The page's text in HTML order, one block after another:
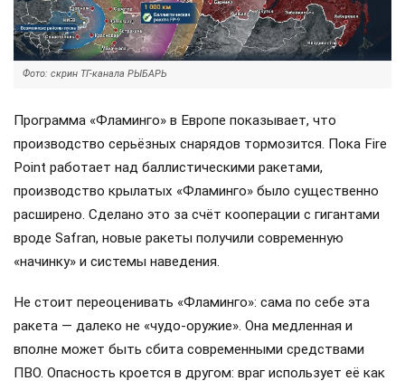
Фото: скрин ТГ-канала РЫБАРЬ
Программа «Фламинго» в Европе показывает, что
производство серьёзных снарядов тормозится. Пока Fire
Point работает над баллистическими ракетами,
производство крылатых «Фламинго» было существенно
расширено. Сделано это за счёт кооперации с гигантами
вроде Safran, новые ракеты получили современную
«начинку» и системы наведения.
Не стоит переоценивать «Фламинго»: сама по себе эта
ракета — далеко не «чудо-оружие». Она медленная и
вполне может быть сбита современными средствами
ПВО. Опасность кроется в другом: враг использует её как